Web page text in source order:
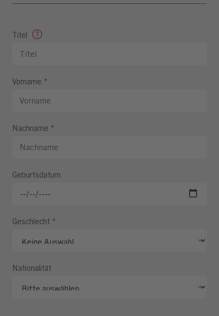
Titel
Vorname *
Nachname *
Geburtsdatum
Geschlecht *
Nationalität